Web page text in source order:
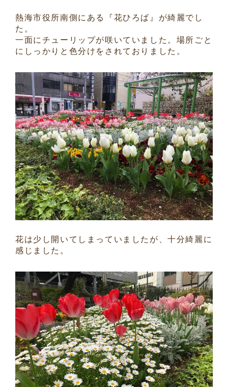
熱海市役所南側にある『花ひろば』が綺麗でし
た。
一面にチューリップが咲いていました。場所ごと
にしっかりと色分けをされておりました。
花は少し開いてしまっていましたが、十分綺麗に
感じました。